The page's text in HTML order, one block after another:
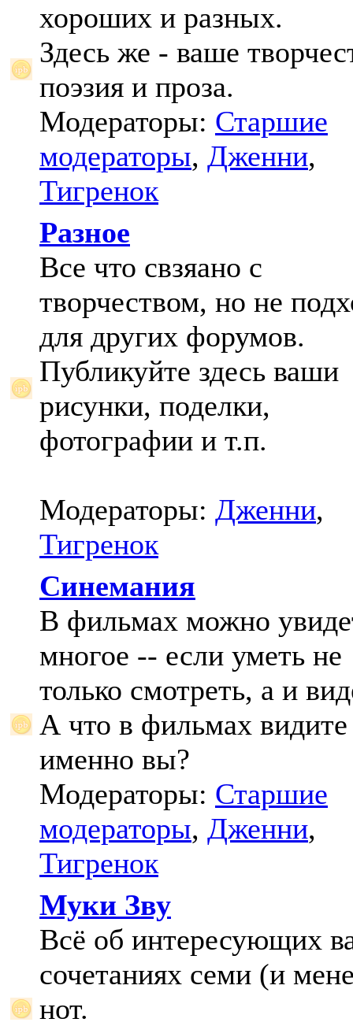
хороших и разных.
Здесь же - ваше
поэзия и проза.
Модераторы: Старшие
модераторы, Дженни,
Тигренок
Разное
Все что свзяано с
творчеством, но не
для других форумов.
Публикуйте здесь ваши
рисунки, поделки,
фотографии и т.п.
Модераторы: Дженни,
Тигренок
Синемания
В фильмах можно
многое -- если уметь не
только смотреть, а и
А что в фильмах видите
именно вы?
Модераторы: Старшие
модераторы, Дженни,
Тигренок
Муки Зву
Всё об интересующих
сочетаниях семи (и
нот.